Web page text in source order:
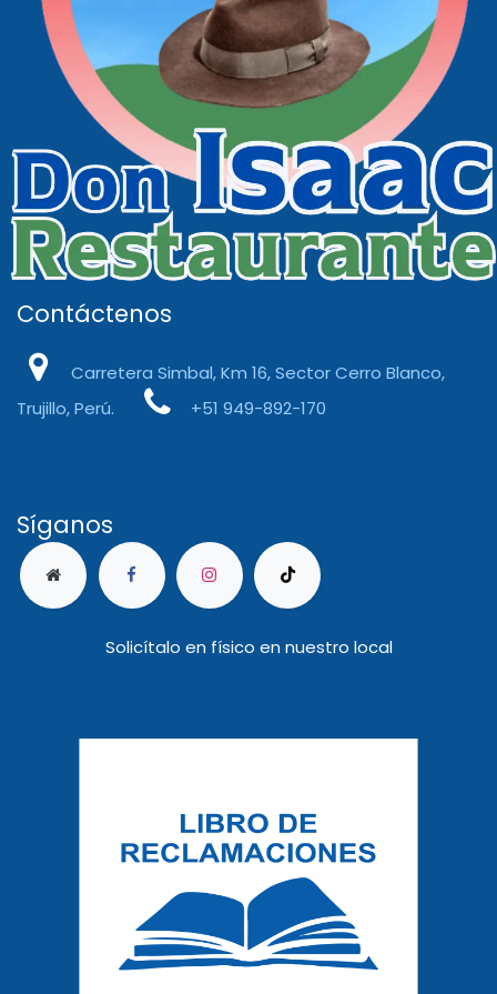
Contáctenos
Carretera Simbal, Km 16, Sector Cerro Blanco,
Trujillo, Perú.
+51 949-892-170
Síganos
Solicítalo en físico en nuestro local